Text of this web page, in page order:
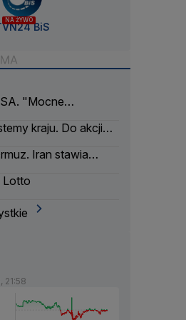
NA ŻYWO
BiS
"Mocne
kraju. Do akcji
Iran stawia
Lotto
21:58